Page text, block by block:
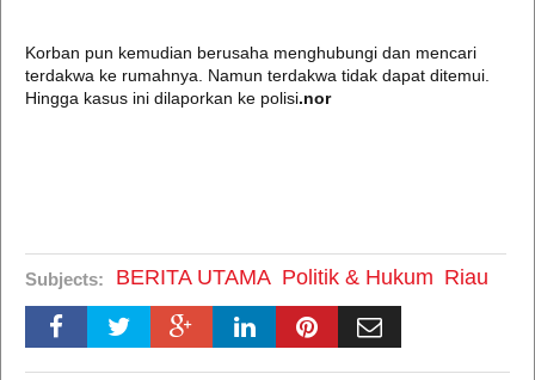
Korban pun kemudian berusaha menghubungi dan mencari
terdakwa ke rumahnya. Namun terdakwa tidak dapat ditemui.
Hingga kasus ini dilaporkan ke polisi.nor
Subjects: BERITA UTAMA Politik & Hukum Riau